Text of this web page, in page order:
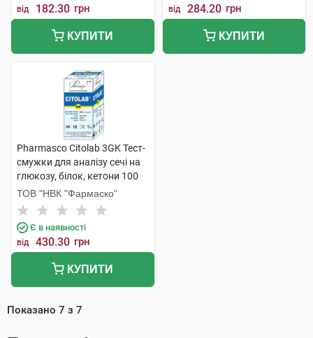
від 182.30 грн
КУПИТИ
від 284.20 грн
КУПИТИ
Pharmasco Citolab 3GK Тест-
смужки для аналізу сечі на
глюкозу, білок, кетони 100
шт
ТОВ "НВК "Фармаско"
Є в наявності
від 430.30 грн
КУПИТИ
Показано 7 з 7